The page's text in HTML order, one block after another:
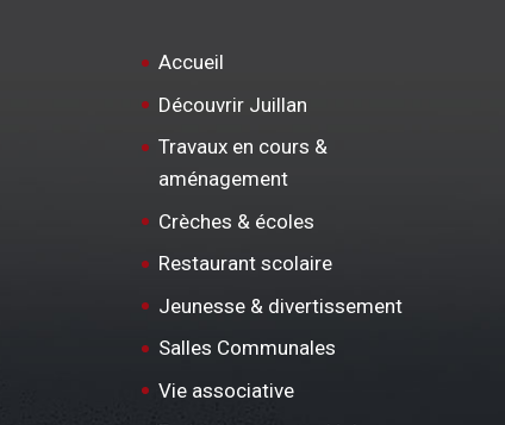
Accueil
Découvrir Juillan
Travaux en cours &
aménagement
Crèches & écoles
Restaurant scolaire
Jeunesse & divertissement
Salles Communales
Vie associative